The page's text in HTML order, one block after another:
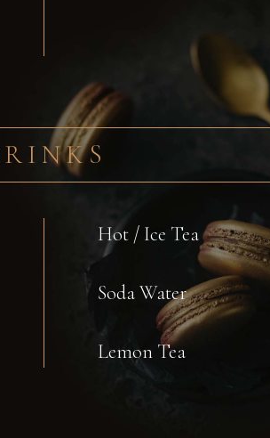
Hot / Ice Tea
Soda Water
Lemon Tea